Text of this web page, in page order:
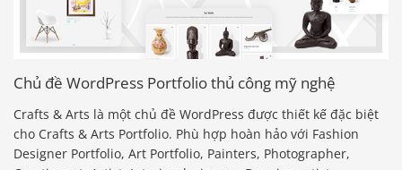
Chủ đề WordPress Portfolio thủ công mỹ nghệ
Crafts & Arts là một chủ đề WordPress được thiết kế đặc biệt
cho Crafts & Arts Portfolio. Phù hợp hoàn hảo với Fashion
Designer Portfolio, Art Portfolio, Painters, Photographer,